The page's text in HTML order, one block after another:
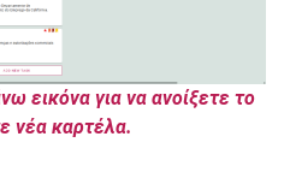
εικόνα για να ανοίξετε το
νέα καρτέλα.